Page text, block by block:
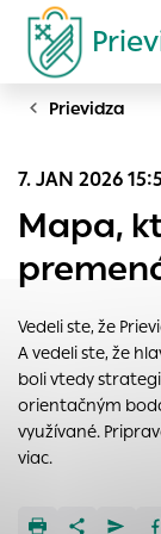
Vyhľadávanie
Prievidza
7. JAN 2026
Mapa,
Vedeli ste, že
A vedeli ste, že
boli vtedy
orientačným
využívané.
viac.
Cookies sú
ukladať
zapamätoval
voľba v tomto
Vyberte
Technické
umožňujú